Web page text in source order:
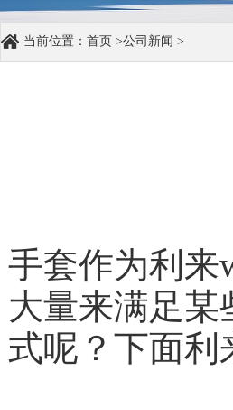
当前位置： 首页 >公司新闻 >
手套
大量来满足某
式呢？下面利